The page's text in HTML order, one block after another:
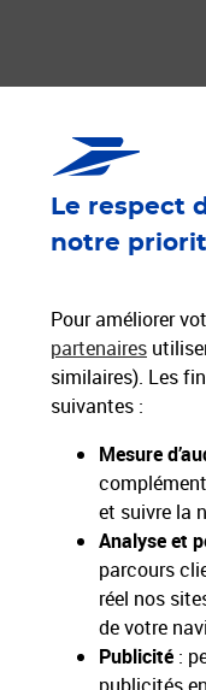
Le respect
notre
Pour améliorer
partenaires
similaires). Les
suivantes :
Mesure
et suivre la
Analyse et
parcours
réel nos
de votre
Publicité :
Nos engagements
Proche de vous
Localiser un
Paiements
Livraison
Hors livres et
Applications La
Restons